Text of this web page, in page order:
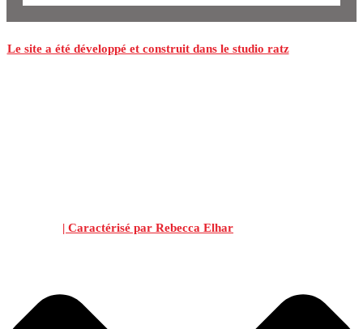
Le site a été développé et construit dans le studio ratz
| Caractérisé par Rebecca Elhar